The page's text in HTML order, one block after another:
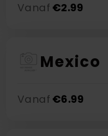
Vanaf €2.99
Mexico
Vanaf €6.99